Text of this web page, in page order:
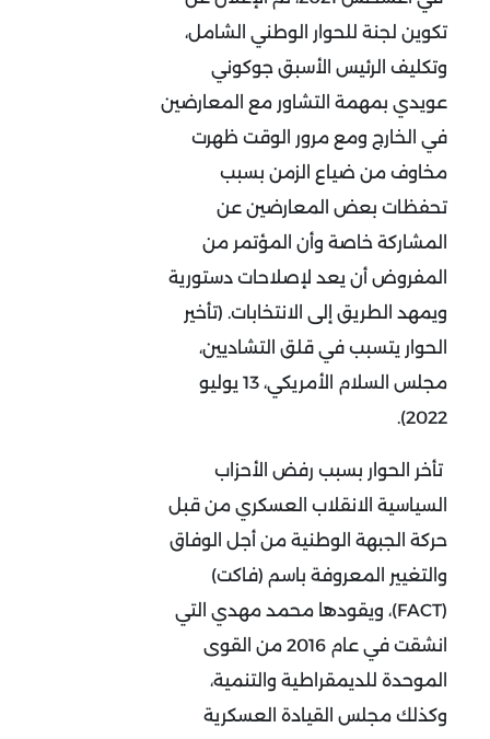
تكوين لجنة للحوار الوطني الشامل،
وتكليف الرئيس الأسبق جوكوني
عويدي بمهمة التشاور مع المعارضين
في الخارج ومع مرور الوقت ظهرت
مخاوف من ضياع الزمن بسبب
تحفظات بعض المعارضين عن
المشاركة خاصة وأن المؤتمر من
المفروض أن يعد لإصلاحات دستورية
ويمهد الطريق إلى الانتخابات. (تأخير
الحوار يتسبب في قلق التشاديين،
مجلس السلام الأمريكي، 13 يوليو
2022).
تأخر الحوار بسبب رفض الأحزاب
السياسية الانقلاب العسكري من قبل
حركة الجبهة الوطنية من أجل الوفاق
والتغيير المعروفة باسم (فاكت)
(FACT)، ويقودها محمد مهدي التي
انشقت في عام 2016 من القوى
الموحدة للديمقراطية والتنمية،
وكذلك مجلس القيادة العسكرية